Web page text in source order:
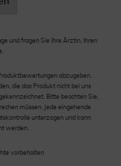
und fragen Sie Ihre Ärztin, Ihren
abzugeben.
die das Produkt nicht bei uns
Bitte beachten Sie,
müssen. Jede eingehende
unterzogen und kann
werden.
vorbehalten